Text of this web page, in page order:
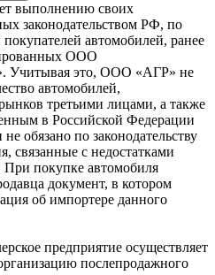
выполнению своих
законодательством РФ, по
автомобилей, ранее
ООО
это, ООО «АГР» не
автомобилей,
третьими лицами, а также
в Российской Федерации
обязано по законодательству
связанные с недостатками
При покупке автомобиля
документ, в котором
об импортере данного
предприятие осуществляет
послепродажного